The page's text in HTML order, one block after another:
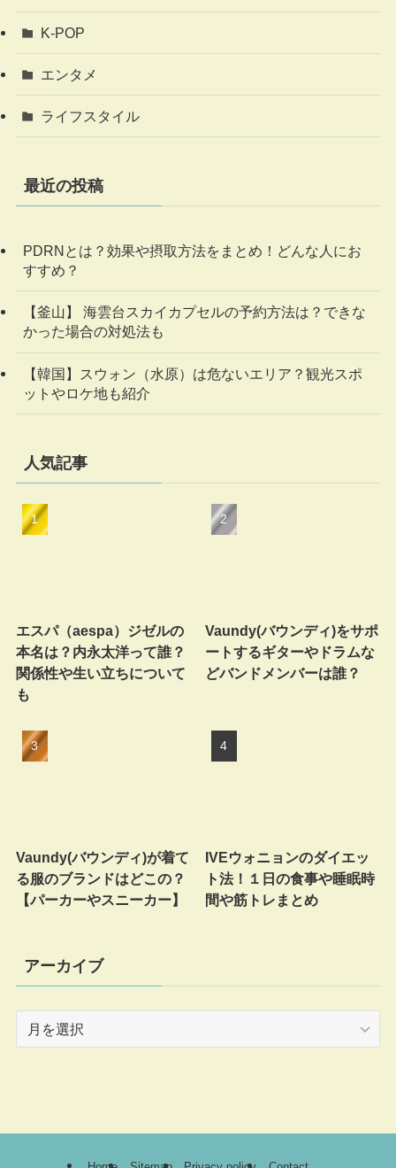
K-POP
エンタメ
ライフスタイル
最近の投稿
PDRNとは？効果や摂取方法をまとめ！どんな人にお
すすめ？
【釜山】 海雲台スカイカプセルの予約方法は？できな
かった場合の対処法も
【韓国】スウォン（水原）は危ないエリア？観光スポ
ットやロケ地も紹介
人気記事
エスパ（aespa）ジゼルの
本名は？内永太洋って誰？
関係性や生い立ちについて
も
Vaundy(バウンディ)をサポ
ートするギターやドラムな
どバンドメンバーは誰？
Vaundy(バウンディ)が着て
る服のブランドはどこの？
【パーカーやスニーカー】
IVEウォニョンのダイエッ
ト法！１日の食事や睡眠時
間や筋トレまとめ
アーカイブ